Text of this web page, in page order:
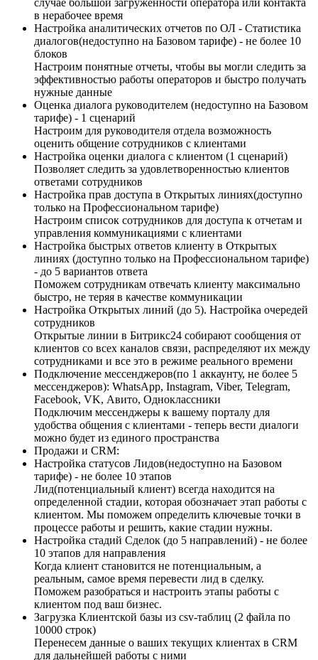
случае большой загруженности оператора или контакта
в нерабочее время
Настройка аналитических отчетов по ОЛ - Статистика
диалогов(недоступно на Базовом тарифе) - не более 10
блоков
Настроим понятные отчеты, чтобы вы могли следить за
эффективностью работы операторов и быстро получать
нужные данные
Оценка диалога руководителем (недоступно на Базовом
тарифе) - 1 сценарий
Настроим для руководителя отдела возможность
оценить общение сотрудников с клиентами
Настройка оценки диалога с клиентом (1 сценарий)
Позволяет следить за удовлетворенностью клиентов
ответами сотрудников
Настройка прав доступа в Открытых линиях(доступно
только на Профессиональном тарифе)
Настроим список сотрудников для доступа к отчетам и
управления коммуникациями с клиентами
Настройка быстрых ответов клиенту в Открытых
линиях (доступно только на Профессиональном тарифе)
- до 5 вариантов ответа
Поможем сотрудникам отвечать клиенту максимально
быстро, не теряя в качестве коммуникации
Настройка Открытых линий (до 5). Настройка очередей
сотрудников
Открытые линии в Битрикс24 собирают сообщения от
клиентов со всех каналов связи, распределяют их между
сотрудниками и все это в режиме реального времени
Подключение мессенджеров(по 1 аккаунту, не более 5
мессенджеров): WhatsApp, Instagram, Viber, Telegram,
Facebook, VK, Авито, Одноклассники
Подключим мессенджеры к вашему порталу для
удобства общения с клиентами - теперь вести диалоги
можно будет из единого пространства
Продажи и CRM:
Настройка статусов Лидов(недоступно на Базовом
тарифе) - не более 10 этапов
Лид(потенциальный клиент) всегда находится на
определенной стадии, которая обозначает этап работы с
клиентом. Мы поможем определить ключевые точки в
процессе работы и решить, какие стадии нужны.
Настройка стадий Сделок (до 5 направлений) - не более
10 этапов для направления
Когда клиент становится не потенциальным, а
реальным, самое время перевести лид в сделку.
Поможем разобраться и настроить этапы работы с
клиентом под ваш бизнес.
Загрузка Клиентской базы из csv-таблиц (2 файла по
10000 строк)
Перенесем данные о ваших текущих клиентах в CRM
для дальнейшей работы с ними